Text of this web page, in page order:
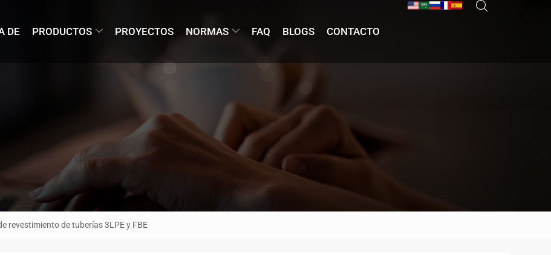
DE PRODUCTOS PROYECTOS NORMAS FAQ BLOGS CONTACTO
revestimiento de tuberías 3LPE y FBE